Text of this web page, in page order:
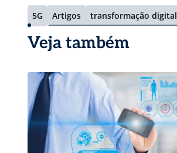
5G Artigos transformação digital
Veja também